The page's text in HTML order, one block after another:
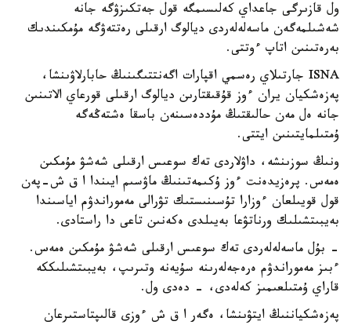
ول قازىرگى جاعداي كەلىسىمگە قول جەتكىزۋگە جانە
شەشىلمەگەن ماسەلەلەردى ديالوگ ارقىلى رەتتەۋگە مۇمكىندىك
بەرەتىنىن اتاپ ءوتتى.
ISNA جارتىلاي رەسمي اقپارات اگەنتتىگىنىڭ حابارلاۋىنشا،
پەزەشكيان يران ءوز قۇقىقتارىن ديالوگ ارقىلى قورعاي الاتىنىن
جانە ەل مەن حالىقتىڭ مۇددەسىنەن باسقا ەشتەڭەگە
ۇمتىلمايتىنىن ايتتى.
ونىڭ سوزىنشە، داۋلاردى تەك سوعىس ارقىلى شەشۋ مۇمكىن
ەمەس. پرەزيدەنت ءوز ۇكىمەتىنىڭ ماۋسىم ايىندا ا ق ش-پەن
قول قويىلعان ءوزارا تۇسىنىستىك تۋرالى مەموراندۋم اياسىندا
بەيبىتشىلىك ورناتۋعا بەيىلدى ەكەنىن تاعى دا راستادى.
- بۇل ماسەلەلەردى تەك سوعىس ارقىلى شەشۋ مۇمكىن ەمەس.
ءبىز مەموراندۋم ەرەجەلەرىنە سۇيەنە وتىرىپ، بەيبىتشىلىككە
قاراي ۇمتىلعىمىز كەلەدى، - دەدى ول.
پەزەشكياننىڭ ايتۋىنشا، ەگەر ا ق ش ءوزى قالىپتاستىرعان